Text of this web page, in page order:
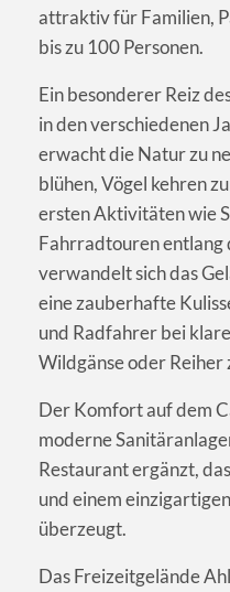
attraktiv für Familien,
bis zu 100 Personen.
Ein besonderer Reiz
in den verschiedenen
erwacht die Natur zu
blühen, Vögel kehren
ersten Aktivitäten wie
Fahrradtouren entlang
verwandelt sich das
eine zauberhafte
und Radfahrer bei
Wildgänse oder
Der Komfort auf dem
moderne
Restaurant ergänzt,
und einem
überzeugt.
Das Freizeitgelände